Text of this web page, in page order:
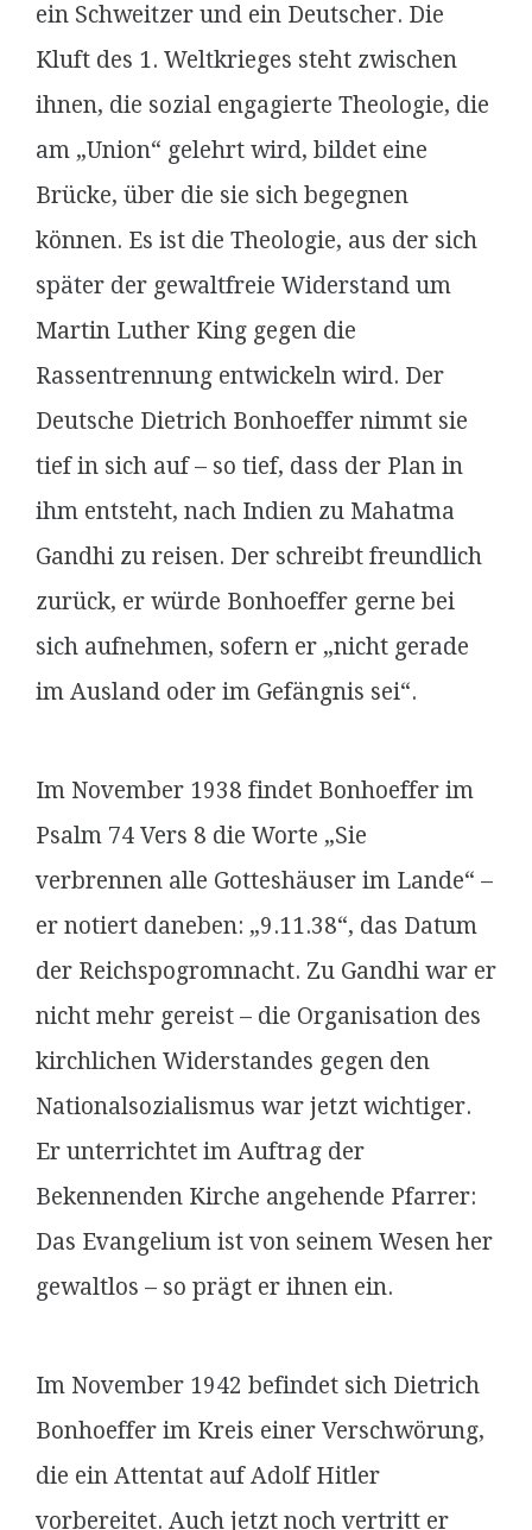
ein Schweitzer und ein Deutscher. Die
Kluft des 1. Weltkrieges steht zwischen
ihnen, die sozial engagierte Theologie, die
am „Union“ gelehrt wird, bildet eine
Brücke, über die sie sich begegnen
können. Es ist die Theologie, aus der sich
später der gewaltfreie Widerstand um
Martin Luther King gegen die
Rassentrennung entwickeln wird. Der
Deutsche Dietrich Bonhoeffer nimmt sie
tief in sich auf – so tief, dass der Plan in
ihm entsteht, nach Indien zu Mahatma
Gandhi zu reisen. Der schreibt freundlich
zurück, er würde Bonhoeffer gerne bei
sich aufnehmen, sofern er „nicht gerade
im Ausland oder im Gefängnis sei“.
Im November 1938 findet Bonhoeffer im
Psalm 74 Vers 8 die Worte „Sie
verbrennen alle Gotteshäuser im Lande“ –
er notiert daneben: „9.11.38“, das Datum
der Reichspogromnacht. Zu Gandhi war er
nicht mehr gereist – die Organisation des
kirchlichen Widerstandes gegen den
Nationalsozialismus war jetzt wichtiger.
Er unterrichtet im Auftrag der
Bekennenden Kirche angehende Pfarrer:
Das Evangelium ist von seinem Wesen her
gewaltlos – so prägt er ihnen ein.
Im November 1942 befindet sich Dietrich
Bonhoeffer im Kreis einer Verschwörung,
die ein Attentat auf Adolf Hitler
vorbereitet. Auch jetzt noch vertritt er